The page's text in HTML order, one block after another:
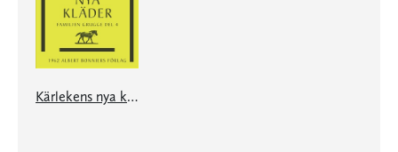
Kärlekens nya kläder